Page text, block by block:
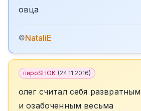
овца
©NataliE
пироSHOK (24.11.2016)
олег считал себя развратным
и озабоченным весьма